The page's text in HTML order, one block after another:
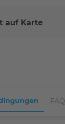
auf Karte
FAQ